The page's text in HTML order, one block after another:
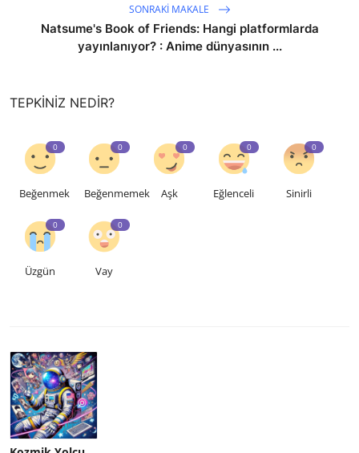
SONRAKI MAKALE
Natsume's Book of Friends: Hangi platformlarda
yayınlanıyor? : Anime dünyasının ...
TEPKINIZ NEDIR?
0
Beğenmek
0
Beğenmemek
0
Aşk
0
Eğlenceli
0
Sinirli
0
Üzgün
0
Vay